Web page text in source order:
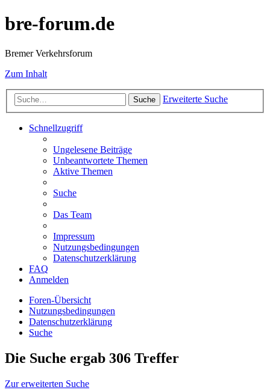
bre-forum.de
Bremer Verkehrsforum
Zum Inhalt
Suche Erweiterte Suche
Schnellzugriff
Ungelesene Beiträge
Unbeantwortete Themen
Aktive Themen
Suche
Das Team
Impressum
Nutzungsbedingungen
Datenschutzerklärung
FAQ
Anmelden
Foren-Übersicht
Nutzungsbedingungen
Datenschutzerklärung
Suche
Die Suche ergab 306 Treffer
Zur erweiterten Suche